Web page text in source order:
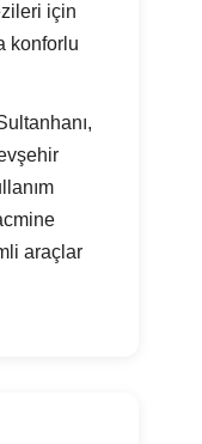
için
konforlu
araçlar